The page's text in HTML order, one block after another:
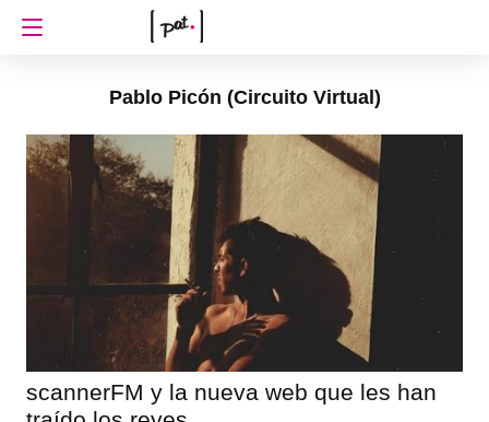
Pablo Picón (Circuito Virtual)
scannerFM y la nueva web que les han